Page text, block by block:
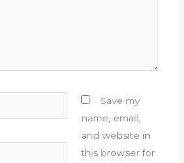
Save my
name, email,
and website in
this browser for